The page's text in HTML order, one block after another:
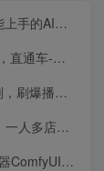
课（31课）
视频-搜索-推荐
放量收益
道收益独家玩法…
包显存8G可用